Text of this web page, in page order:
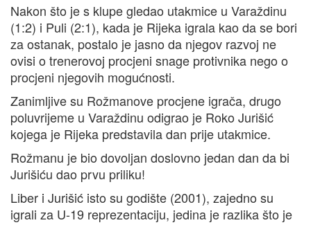
Nakon što je s klupe gledao utakmice u Varaždinu
(1:2) i Puli (2:1), kada je Rijeka igrala kao da se bori
za ostanak, postalo je jasno da njegov razvoj ne
ovisi o trenerovoj procjeni snage protivnika nego o
procjeni njegovih mogućnosti.
Zanimljive su Rožmanove procjene igrača, drugo
poluvrijeme u Varaždinu odigrao je Roko Jurišić
kojega je Rijeka predstavila dan prije utakmice.
Rožmanu je bio dovoljan doslovno jedan dan da bi
Jurišiću dao prvu priliku!
Liber i Jurišić isto su godište (2001), zajedno su
igrali za U-19 reprezentaciju, jedina je razlika što je